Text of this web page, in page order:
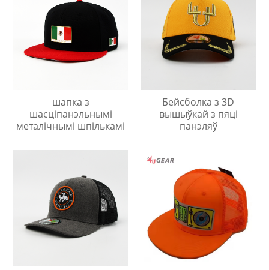
шапка з
шасціпанэльнымі
металічнымі шпількамі
Бейсболка з 3D
вышыўкай з пяці
панэляў